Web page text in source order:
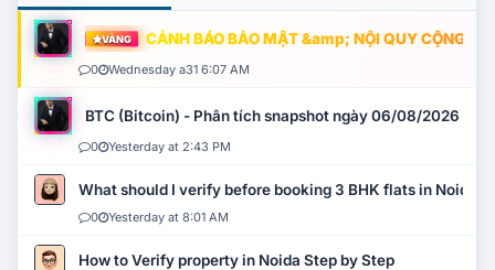
VÀNG CẢNH BÁO BẢO MẬT &amp; NỘI QUY CỘNG
0 Wednesday a31 6:07 AM
BTC (Bitcoin) - Phân tích snapshot ngày 06/08/2026
0 Yesterday at 2:43 PM
What should I verify before booking 3 BHK flats in Noida?
0 Yesterday at 8:01 AM
How to Verify property in Noida Step by Step